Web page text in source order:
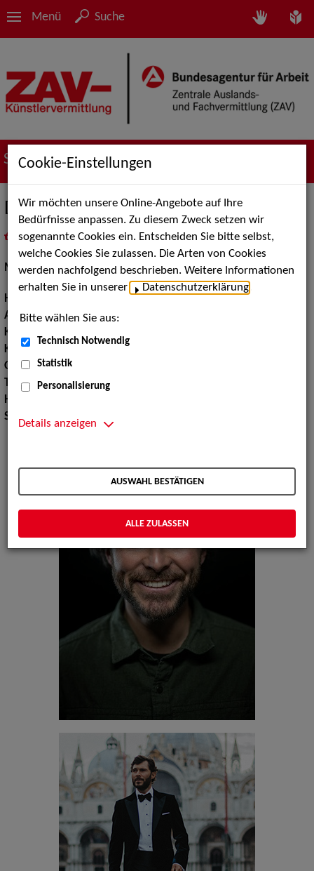
Menü Suche
Suche nach Künstler*innen
Daniel H.
als PDF speichern
inMeine Merklistelegen
Models / Werbung:Fotomodell
Haarfarbe:
Augenfarbe:blaugrau
Körpergröße:
Konfektionsgröße:
Oberweite:100
Taille:
86
Hüfte:
Schuhgröße:
42 43
Cookie-Einstellungen
Wir möchten unsere Online-Angebote auf Ihre
Bedürfnisse anpassen. Zu diesem Zweck setzen wir
sogenannte Cookies ein. Entscheiden Sie bitte selbst,
welche Cookies Sie zulassen. Die Arten von Cookies
werden nachfolgend beschrieben. Weitere Informationen
erhalten Sie in unserer
Datenschutzerklärung
Bitte wählen Sie aus:
Technisch Notwendig
Statistik
Personalisierung
Details anzeigen
AUSWAHL BESTÄTIGEN
ALLE ZULASSEN